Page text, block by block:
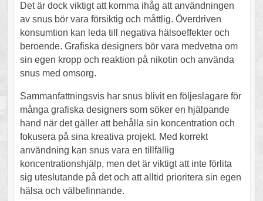
Det är dock viktigt att komma ihåg att användningen
av snus bör vara försiktig och måttlig. Överdriven
konsumtion kan leda till negativa hälsoeffekter och
beroende. Grafiska designers bör vara medvetna om
sin egen kropp och reaktion på nikotin och använda
snus med omsorg.
Sammanfattningsvis har snus blivit en följeslagare för
många grafiska designers som söker en hjälpande
hand när det gäller att behålla sin koncentration och
fokusera på sina kreativa projekt. Med korrekt
användning kan snus vara en tillfällig
koncentrationshjälp, men det är viktigt att inte förlita
sig uteslutande på det och att alltid prioritera sin egen
hälsa och välbefinnande.